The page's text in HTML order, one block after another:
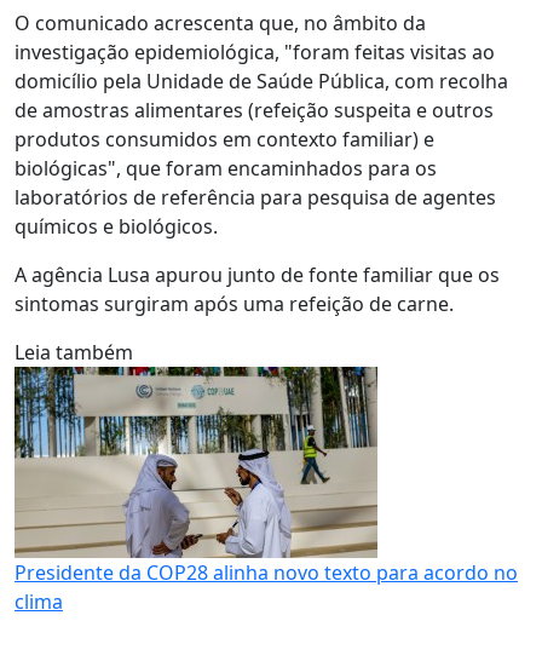
O comunicado acrescenta que, no âmbito da
investigação epidemiológica, "foram feitas visitas ao
domicílio pela Unidade de Saúde Pública, com recolha
de amostras alimentares (refeição suspeita e outros
produtos consumidos em contexto familiar) e
biológicas", que foram encaminhados para os
laboratórios de referência para pesquisa de agentes
químicos e biológicos.
A agência Lusa apurou junto de fonte familiar que os
sintomas surgiram após uma refeição de carne.
Leia também
Presidente da COP28 alinha novo texto para acordo no
clima